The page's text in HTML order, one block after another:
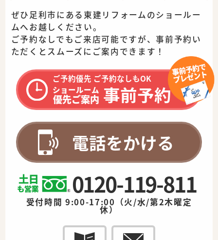
ぜひ足利市にある東建リフォームのショールー
ムへお越しください。
ご予約なしでもご来店可能ですが、事前予約い
ただくとスムーズに ご案内できます！
ご予約優先 ご予約なしもOK
ショールーム
優先ご案内 事前予約
電話をかける
0120-119-811
受付時間 9:00-17:00（火/水/第2木曜定
休）